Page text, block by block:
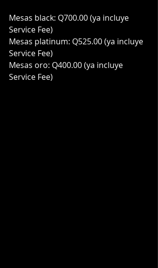
Mesas black: Q700.00 (ya incluye
Service Fee)
Mesas platinum: Q525.00 (ya incluye
Service Fee)
Mesas oro: Q400.00 (ya incluye
Service Fee)